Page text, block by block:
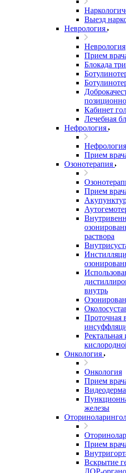
Выезд
Неврология
Неврология
Прием
Блокада
Кабинет
Лечебная
Нефрология
Нефрология
Прием
Озонотерапия
Прием
раствора
внутрь
Проточная
Онкология
Онкология
Прием
железы
Прием
Вскрытие
ЛОР-